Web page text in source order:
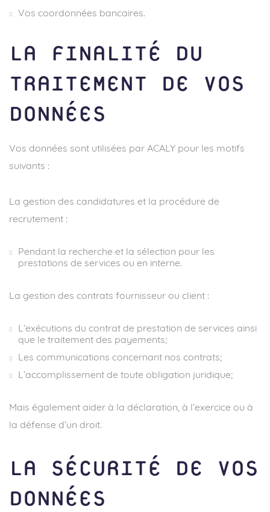
Vos coordonnées bancaires.
LA FINALITÉ DU
TRAITEMENT DE VOS
DONNÉES
Vos données sont utilisées par ACALY pour les motifs
suivants :
La gestion des candidatures et la procédure de
recrutement :
Pendant la recherche et la sélection pour les
prestations de services ou en interne.
La gestion des contrats fournisseur ou client :
L’exécutions du contrat de prestation de services ainsi
que le traitement des payements;
Les communications concernant nos contrats;
L’accomplissement de toute obligation juridique;
Mais également aider à la déclaration, à l’exercice ou à
la défense d’un droit.
LA SÉCURITÉ DE VOS
DONNÉES